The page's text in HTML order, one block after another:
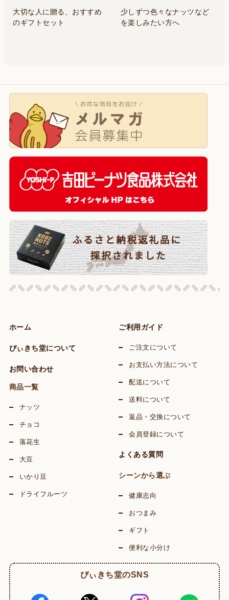
大切な人に贈る、おすすめ
のギフトセット
少しずつ色々なナッツなど
を楽しみたい方へ
ホーム
ぴぃきち堂について
お問い合わせ
ご利用ガイド
ご注文について
お支払い方法について
配送について
送料について
返品・交換について
会員登録について
よくある質問
商品一覧
ナッツ
チョコ
落花生
大豆
いかり豆
ドライフルーツ
シーンから選ぶ
健康志向
おつまみ
ギフト
便利な小分け
ぴぃきち堂のSNS